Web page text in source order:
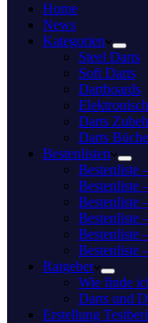
Home
News
Kategorien
Steel Darts
Soft Darts
Dartboards
Darts
Darts
Bestenlisten
Bestenliste
Bestenliste
Bestenliste
Bestenliste
Bestenliste
Bestenliste
Ratgeber
Wie finde
Darts und
Erstellung